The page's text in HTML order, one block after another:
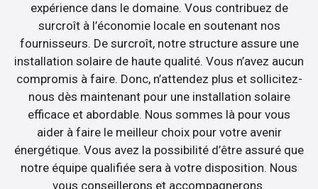
expérience dans le domaine. Vous contribuez de
surcroît à l’économie locale en soutenant nos
fournisseurs. De surcroît, notre structure assure une
installation solaire de haute qualité. Vous n’avez aucun
compromis à faire. Donc, n’attendez plus et sollicitez-
nous dès maintenant pour une installation solaire
efficace et abordable. Nous sommes là pour vous
aider à faire le meilleur choix pour votre avenir
énergétique. Vous avez la possibilité d’être assuré que
notre équipe qualifiée sera à votre disposition. Nous
vous conseillerons et accompagnerons.